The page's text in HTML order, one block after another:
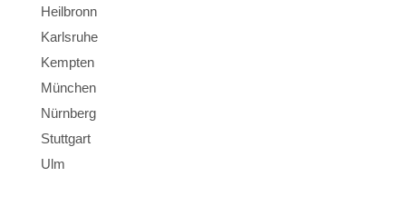
Heilbronn
Karlsruhe
Kempten
München
Nürnberg
Stuttgart
Ulm